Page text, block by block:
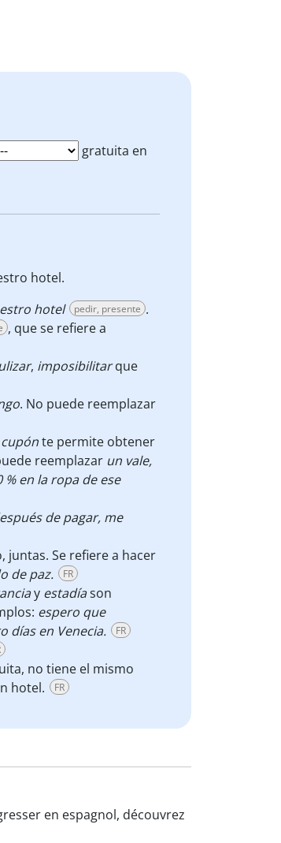
gratuita en
hotel.
hotel pedir, presente .
, que se refiere a
, imposibilitarque
. No puede reemplazar
te permite obtener
reemplazar un vale,
en la ropa de ese
de pagar, me
juntas. Se refiere a hacer
de paz. FR
y estadíason
espero que
días en Venecia.
FR
no tiene el mismo
hotel. FR
en espagnol, découvrez